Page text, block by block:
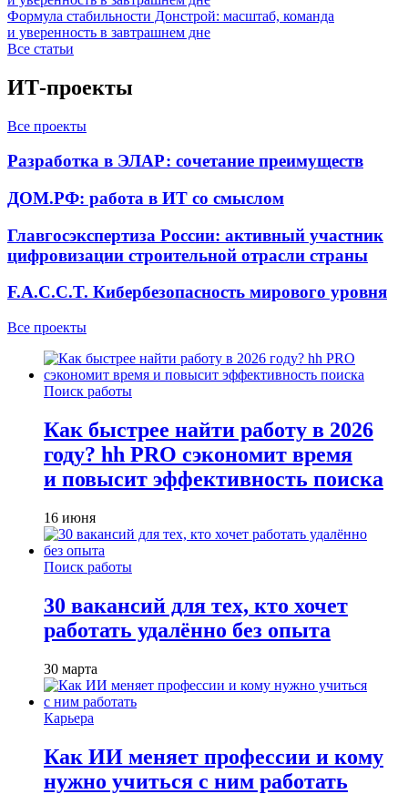
Формула стабильности Донстрой: масштаб, команда
и уверенность в завтрашнем дне
Все статьи
ИТ-проекты
Все проекты
Разработка в ЭЛАР: сочетание преимуществ
ДОМ.РФ: работа в ИТ со смыслом
Главгосэкспертиза России: активный участник
цифровизации строительной отрасли страны
F.A.C.C.T. Кибербезопасность мирового уровня
Все проекты
Поиск работы
Как быстрее найти работу в 2026
году? hh PRO сэкономит время
и повысит эффективность поиска
16 июня
Поиск работы
30 вакансий для тех, кто хочет
работать удалённо без опыта
30 марта
Карьера
Как ИИ меняет профессии и кому
нужно учиться с ним работать